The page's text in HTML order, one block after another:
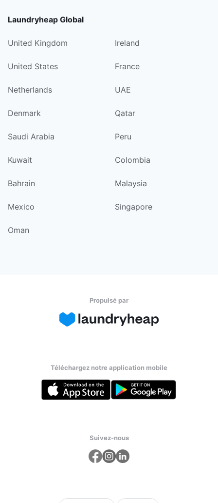
Laundryheap Global
United Kingdom Ireland
United States France
Netherlands UAE
Denmark Qatar
Saudi Arabia Peru
Kuwait Colombia
Bahrain Malaysia
Mexico Singapore
Oman
Propulsé par
Téléchargez notre application mobile
Suivez-nous